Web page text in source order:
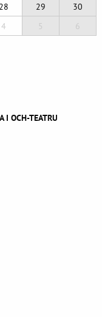
28 29
30
4 5 6
I OCH-TEATRU